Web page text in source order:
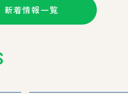
新着情報一覧